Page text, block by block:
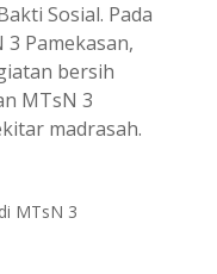
Sosial. Pada
Pamekasan,
bersih
MTsN 3
madrasah.
MTsN 3